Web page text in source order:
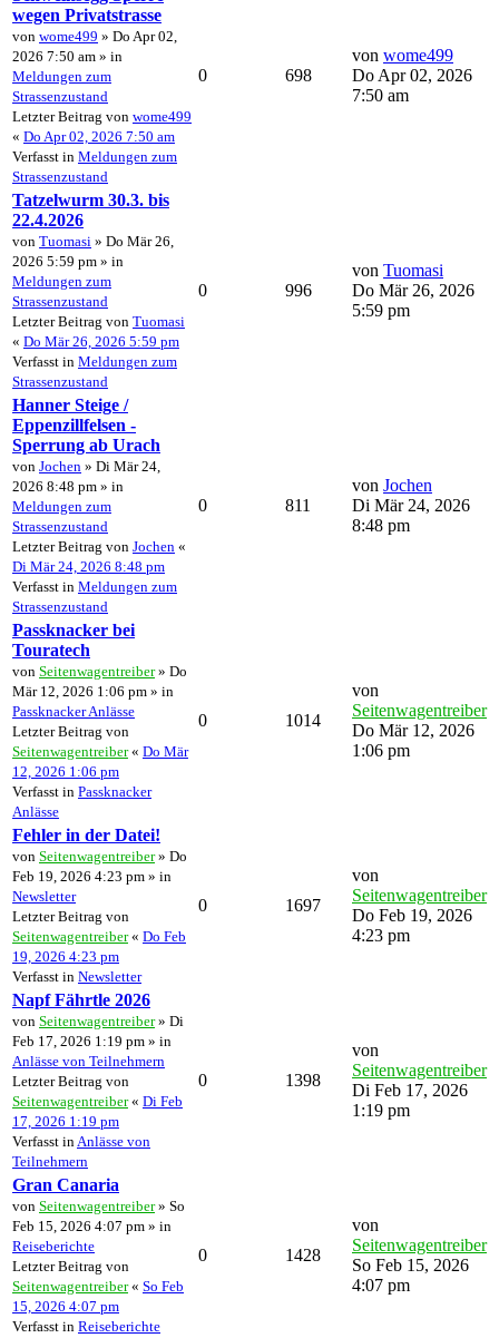
wegen Privatstrasse
von wome499 » Do Apr 02,
2026 7:50 am » in
Meldungen zum
Strassenzustand
Letzter Beitrag von wome499
« Do Apr 02, 2026 7:50 am
Verfasst in Meldungen zum
Strassenzustand
0 698
von wome499
Do Apr 02, 2026
7:50 am
Tatzelwurm 30.3. bis
22.4.2026
von Tuomasi » Do Mär 26,
2026 5:59 pm » in
Meldungen zum
Strassenzustand
Letzter Beitrag von Tuomasi
« Do Mär 26, 2026 5:59 pm
Verfasst in Meldungen zum
Strassenzustand
0 996
von Tuomasi
Do Mär 26, 2026
5:59 pm
Hanner Steige /
Eppenzillfelsen -
Sperrung ab Urach
von Jochen » Di Mär 24,
2026 8:48 pm » in
Meldungen zum
Strassenzustand
Letzter Beitrag von Jochen «
Di Mär 24, 2026 8:48 pm
Verfasst in Meldungen zum
Strassenzustand
0 811
von Jochen
Di Mär 24, 2026
8:48 pm
Passknacker bei
Touratech
von Seitenwagentreiber» Do
Mär 12, 2026 1:06 pm » in
Passknacker Anlässe
Letzter Beitrag von
Seitenwagentreiber« Do Mär
12, 2026 1:06 pm
Verfasst in Passknacker
Anlässe
0 1014
von
Seitenwagentreiber
Do Mär 12, 2026
1:06 pm
Fehler in der Datei!
von Seitenwagentreiber» Do
Feb 19, 2026 4:23 pm » in
Newsletter
Letzter Beitrag von
Seitenwagentreiber« Do Feb
19, 2026 4:23 pm
Verfasst in Newsletter
0 1697
von
Seitenwagentreiber
Do Feb 19, 2026
4:23 pm
Napf Fährtle 2026
von Seitenwagentreiber» Di
Feb 17, 2026 1:19 pm » in
Anlässe von Teilnehmern
Letzter Beitrag von
Seitenwagentreiber« Di Feb
17, 2026 1:19 pm
Verfasst in Anlässe von
Teilnehmern
0 1398
von
Seitenwagentreiber
Di Feb 17, 2026
1:19 pm
Gran Canaria
von Seitenwagentreiber» So
Feb 15, 2026 4:07 pm » in
Reiseberichte
Letzter Beitrag von
Seitenwagentreiber« So Feb
15, 2026 4:07 pm
Verfasst in Reiseberichte
0 1428
von
Seitenwagentreiber
So Feb 15, 2026
4:07 pm